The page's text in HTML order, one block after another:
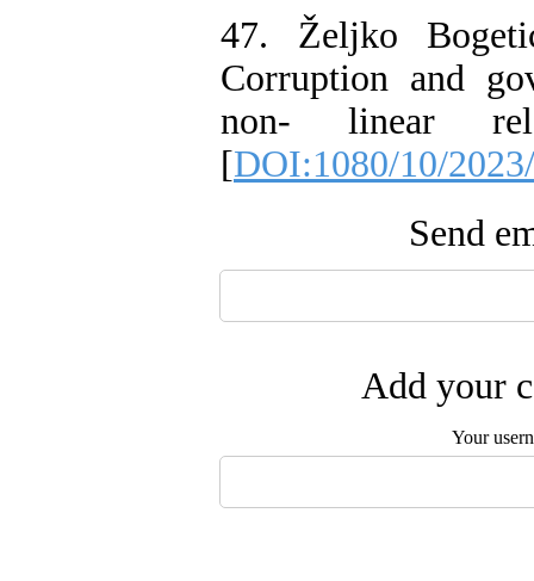
47. Željko
Corruption and
non- linear
[DOI:1080/10/
Send
Add your
Your